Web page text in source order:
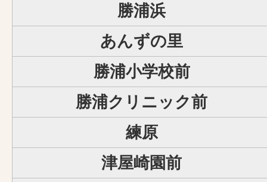
勝浦浜
あんずの里
勝浦小学校前
勝浦クリニック前
練原
津屋崎園前